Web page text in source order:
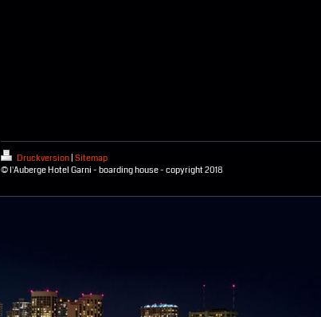
Druckversion Sitemap
© l'Auberge Hotel Garni - boarding house - copyright 2018